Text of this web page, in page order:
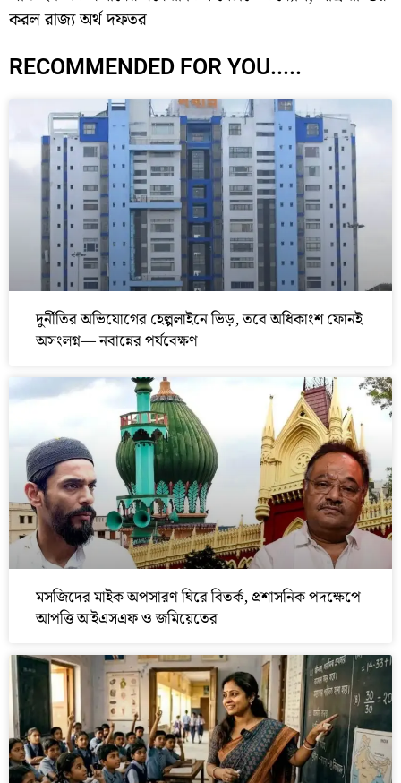
করল রাজ্য অর্থ দফতর
RECOMMENDED FOR YOU.....
দুর্নীতির অভিযোগের হেল্পলাইনে ভিড়, তবে অধিকাংশ ফোনই
অসংলগ্ন— নবান্নের পর্যবেক্ষণ
মসজিদের মাইক অপসারণ ঘিরে বিতর্ক, প্রশাসনিক পদক্ষেপে
আপত্তি আইএসএফ ও জমিয়েতের